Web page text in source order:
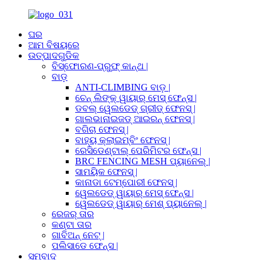
ଘର
ଆମ ବିଷୟରେ
ଉତ୍ପାଦଗୁଡିକ
ବିସ୍ଫୋରଣ-ପ୍ରୁଫ୍ କାନ୍ଥ |
ବାଡ଼
ANTI-CLIMBING ବାଡ଼ |
ଚେନ୍ ଲିଙ୍କ୍ ୱାୟାର୍ ମେସ୍ ଫେନ୍ସ |
ଡବଲ୍ ୱେଲଡେଡ୍ ଗ୍ରୀଡ୍ ଫେନସ୍ |
ଗାଲଭାନାଇଜଡ୍ ଆଇରନ୍ ଫେନସ୍ |
ବଗିଚା ଫେନସ୍ |
ବାହ୍ୟ କ୍ଲାଇମ୍ବିଂ ଫେନସ୍ |
ରେସିଡେଣ୍ଟାଲ୍ ପେରିମିଟର ଫେନ୍ସ |
BRC FENCING MESH ପ୍ୟାନେଲ୍ |
ସାମୟିକ ଫେନସ୍ |
କାନାଡା ଟେମ୍ପୋରୀ ଫେନସ୍ |
ୱେଲଡେଡ୍ ୱାୟାର୍ ମେସ୍ ଫେନ୍ସ |
ୱେଲଡେଡ୍ ୱାୟାର୍ ମେଶ୍ ପ୍ୟାନେଲ୍ |
ରେଜର୍ ତାର
କଣ୍ଟା ତାର
ଗାବିଅନ୍ ନେଟ୍ |
ପଲିସାଡେ ଫେନ୍ସ |
ସମ୍ବାଦ